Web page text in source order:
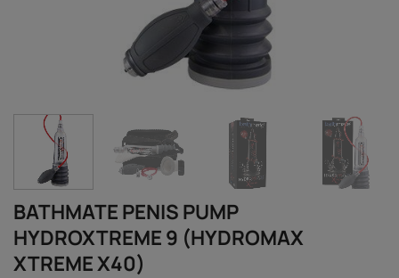
BATHMATE PENIS PUMP
HYDROXTREME 9 (HYDROMAX
XTREME X40)